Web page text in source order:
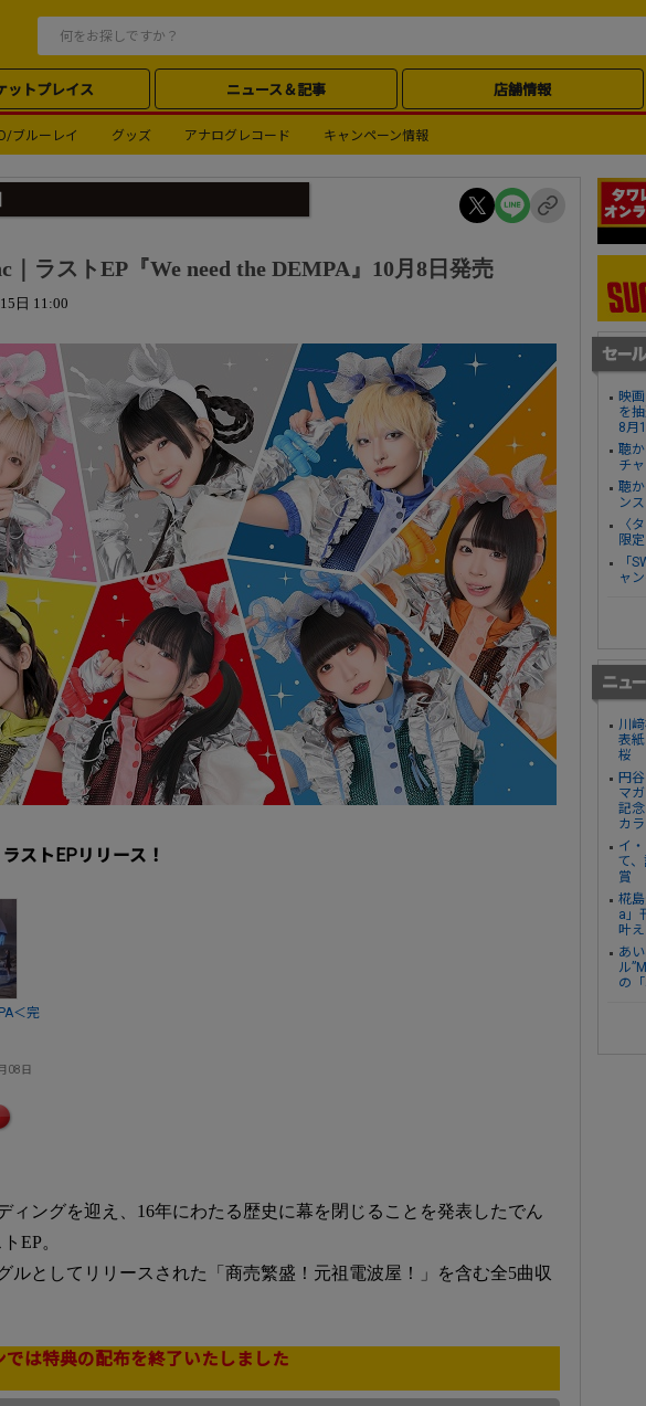
ットプレイス ニュース＆記事 店舗情報
ブルーレイ グッズ アナログレコード キャンペーン情報
｜ラストEP『We need the DEMPA』10月8日発売
日 11:00
ストEPリリース！
＜完
08日
ィングを迎え、16年にわたる歴史に幕を閉じることを発表したでん
EP。
ルとしてリリースされた「商売繁盛！元祖電波屋！」を含む全5曲収
は特典の配布を終了いたしました
映
を
8月
聴
チ
聴
ン
〈
限
「
ャ
川
表
桜
円
マ
記
カ
イ
て
賞
椛
a」
叶
あ
ル
の